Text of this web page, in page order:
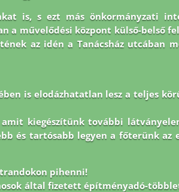
is, s ezt más önkormányzati
a művelődési központ külső-belső
az idén a Tanácsház utcában
is elodázhatatlan lesz a teljes
kiegészítünk további
és tartósabb legyen a főterünk az
pihenni!
által fizetett építményadó-